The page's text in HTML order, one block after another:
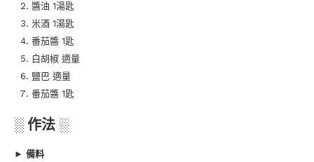
醬油 1湯匙
米酒 1湯匙
番茄醬 1匙
白胡椒 適量
鹽巴 適量
番茄醬 1匙
░ 作法 ░
► 備料